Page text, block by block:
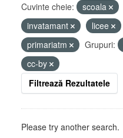
Cuvinte cheie: scoala
invatamant
licee
primariatm
Grupuri:
cc-by
Filtrează Rezultatele
Please try another search.